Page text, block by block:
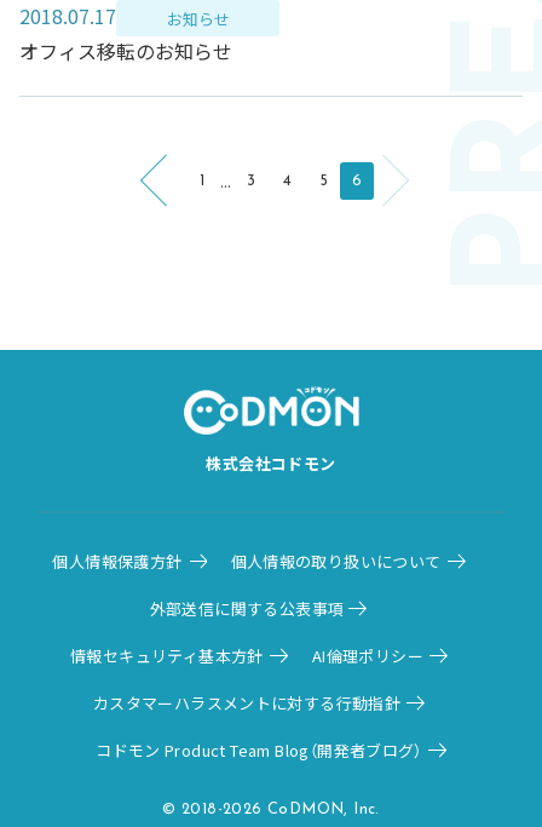
2018.07.17 お知らせ
オフィス移転のお知らせ
1 ... 3 4 5 6
株式会社コドモン
個人情報保護方針 個人情報の取り扱いについて
外部送信に関する公表事項
情報セキュリティ基本方針 AI倫理ポリシー
カスタマーハラスメントに対する行動指針
コドモン Product Team Blog（開発者ブログ）
© 2018-2026 CoDMON, Inc.